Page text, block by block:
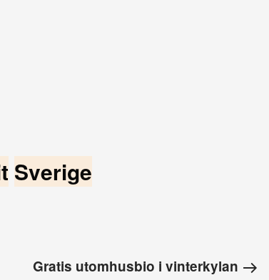
Sverige
Gratis utomhusbio i vinterkylan